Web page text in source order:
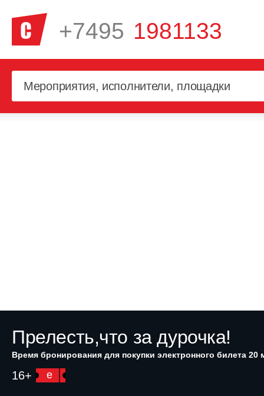
+7495 1981133
Прелесть,что за дурочка!
Время бронирования для покупки электронного билета 20
16+ e